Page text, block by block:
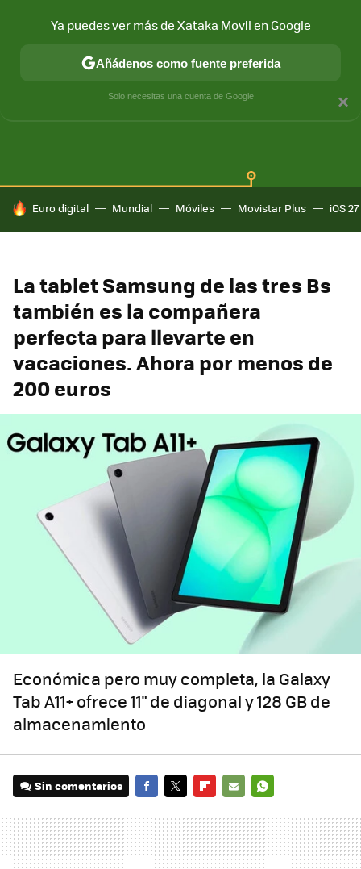
HOY SE HABLA DE
Euro digital Mundial Móviles Movistar Plus iOS 27
La tablet Samsung de las tres Bs
también es la compañera
perfecta para llevarte en
vacaciones. Ahora por menos de
200 euros
Económica pero muy completa, la Galaxy
Tab A11+ ofrece 11" de diagonal y 128 GB de
almacenamiento
Sin comentarios
MAIL
×
Ya puedes ver más de Xataka Movil en Google
Añádenos como fuente preferida
Solo necesitas una cuenta de Google